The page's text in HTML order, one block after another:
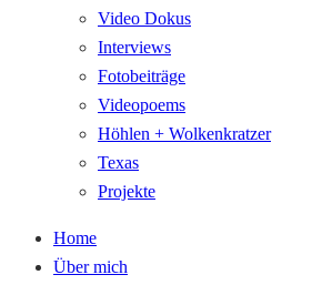
Video Dokus
Interviews
Fotobeiträge
Videopoems
Höhlen + Wolkenkratzer
Texas
Projekte
Home
Über mich